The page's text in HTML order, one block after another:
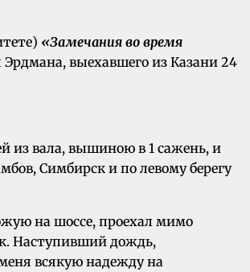
«Замечания во время
выехавшего из Казани 24
из вала, вышиною в 1 сажень, и
Симбирск и по левому берегу
на шоссе, проехал мимо
Наступивший дождь,
всякую надежду на